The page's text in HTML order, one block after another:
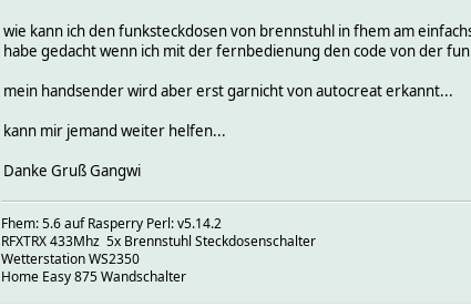
wie kann ich den funksteckdosen von brennstuhl in fhem am
habe gedacht wenn ich mit der fernbedienung den code von der
mein handsender wird aber erst garnicht von autocreat erkannt...
kann mir jemand weiter helfen...
Danke Gruß Gangwi
Fhem: 5.6 auf Rasperry Perl: v5.14.2
RFXTRX 433Mhz 5x Brennstuhl Steckdosenschalter
Wetterstation WS2350
Home Easy 875 Wandschalter